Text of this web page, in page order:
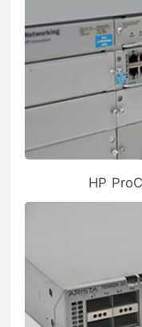
HP